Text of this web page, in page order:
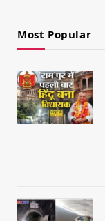
Most Popular